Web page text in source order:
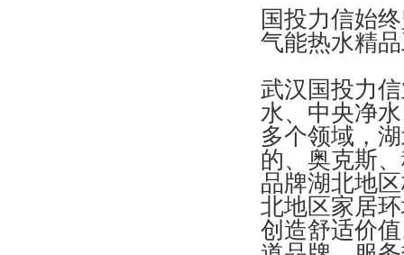
国投力信始
气能热水精
武汉国投力
水、中央净
多个领域，
的、奥克斯
品牌湖北地
北地区家居
创造舒适价